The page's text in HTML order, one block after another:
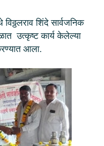
शिंदे सार्वजनिक
उत्कृष्ट कार्य केलेल्या
आला.